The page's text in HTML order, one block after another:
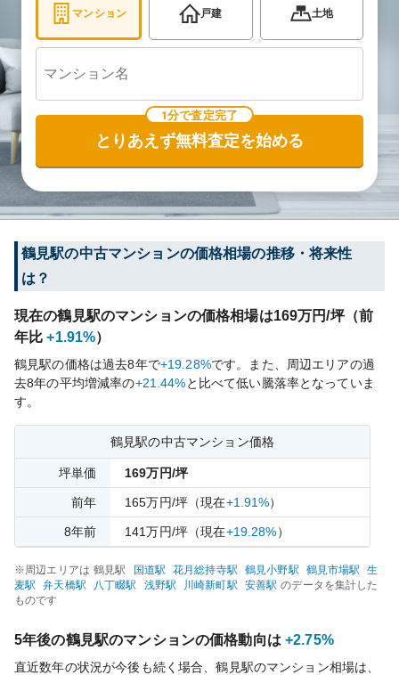
マンション 戸建 土地
1分で査定完了
とりあえず無料査定を始める
鶴見駅の中古マンションの価格相場の推移・将来性
は？
現在の鶴見駅のマンションの価格相場は169万円/坪（前
年比 +1.91%）
鶴見駅の価格は過去8年で+19.28%です。
また、周辺エリアの過
去8年の平均増減率の+21.44%と比べて低い騰落率となっていま
す。
鶴見駅の中古マンション価格
坪単価 169万円/坪
前年 165万円/坪 （現在+1.91%）
8年前 141万円/坪 （現在+19.28%）
※周辺エリアは 鶴見駅 国道駅 花月総持寺駅 鶴見小野駅 鶴見市場駅
生
麦駅 弁天橋駅 八丁畷駅 浅野駅 川崎新町駅 安善駅 のデータを集計した
ものです
5年後の鶴見駅のマンションの価格動向は +2.75%
直近数年の状況が今後も続く場合、鶴見駅のマンション相場は、